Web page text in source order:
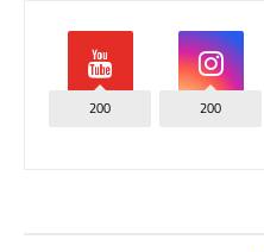
200
200